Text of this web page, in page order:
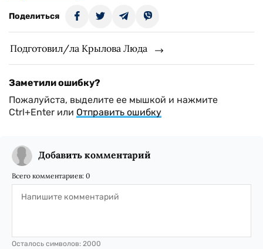
Поделиться
Подготовил/ла Крылова Люда
Заметили ошибку?
Пожалуйста, выделите ее мышкой и нажмите
Ctrl+Enter или Отправить ошибку
Добавить комментарий
Всего комментариев: 0
Осталось символов: 2000